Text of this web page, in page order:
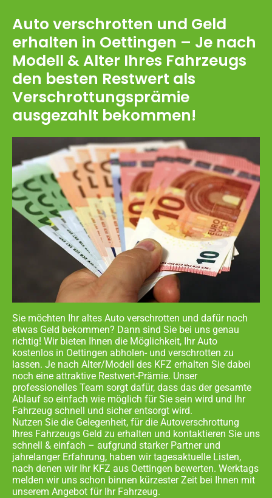
Auto verschrotten und Geld
erhalten in Oettingen – Je nach
Modell & Alter Ihres Fahrzeugs
den besten Restwert als
Verschrottungsprämie
ausgezahlt bekommen!
Sie möchten Ihr altes Auto verschrotten und dafür noch
etwas Geld bekommen? Dann sind Sie bei uns genau
richtig! Wir bieten Ihnen die Möglichkeit, Ihr Auto
kostenlos in Oettingen abholen- und verschrotten zu
lassen. Je nach Alter/Modell des KFZ erhalten Sie dabei
noch eine attraktive Restwert-Prämie. Unser
professionelles Team sorgt dafür, dass das der gesamte
Ablauf so einfach wie möglich für Sie sein wird und Ihr
Fahrzeug schnell und sicher entsorgt wird.
Nutzen Sie die Gelegenheit, für die Autoverschrottung
Ihres Fahrzeugs Geld zu erhalten und kontaktieren Sie uns
schnell & einfach – aufgrund starker Partner und
jahrelanger Erfahrung, haben wir tagesaktuelle Listen,
nach denen wir Ihr KFZ aus Oettingen bewerten. Werktags
melden wir uns schon binnen kürzester Zeit bei Ihnen mit
unserem Angebot für Ihr Fahrzeug.